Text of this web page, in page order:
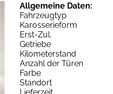
Allgemeine Daten:
Fahrzeugtyp
Karosserieform
Erst-Zul.
Getriebe
Kilometerstand
Anzahl der Türen
Farbe
Standort
Lieferzeit